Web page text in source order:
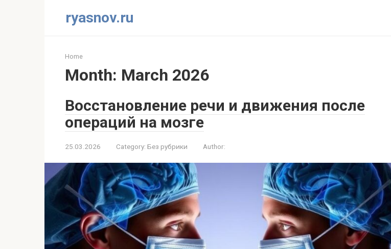
ryasnov.ru
Home
Month: March 2026
Восстановление речи и движения после
операций на мозге
25.03.2026 Category: Без рубрики Author: